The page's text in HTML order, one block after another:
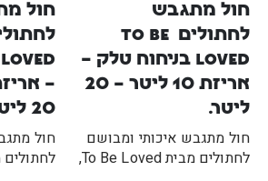
חול מתגבש
לחתולים To Be
Loved בניחוח טלק –
ליטר.
חול מתגבש איכותי ומבושם
לחתולים מבית To Be Loved,
חול
20 ליטר
חול